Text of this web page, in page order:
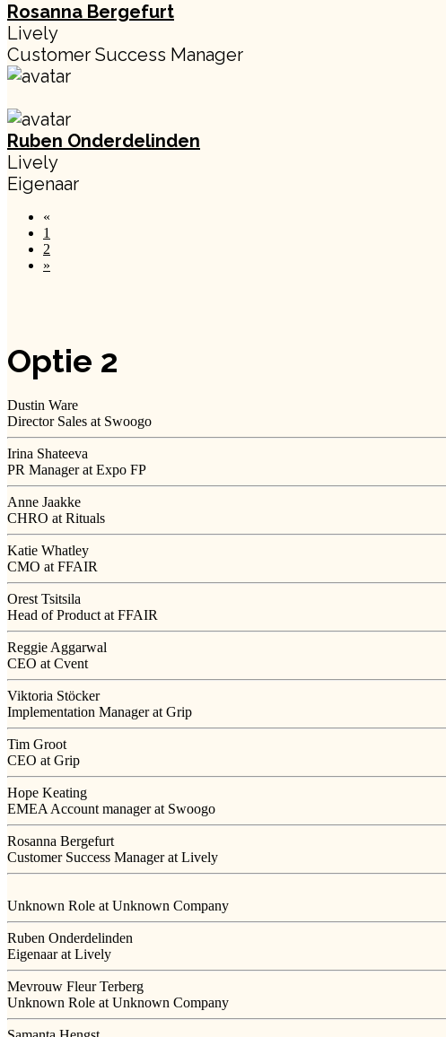
Rosanna Bergefurt
Lively
Customer Success Manager
Ruben Onderdelinden
Lively
Eigenaar
«
1
2
»
Optie 2
Dustin Ware
Director Sales at Swoogo
Irina Shateeva
PR Manager at Expo FP
Anne Jaakke
CHRO at Rituals
Katie Whatley
CMO at FFAIR
Orest Tsitsila
Head of Product at FFAIR
Reggie Aggarwal
CEO at Cvent
Viktoria Stöcker
Implementation Manager at Grip
Tim Groot
CEO at Grip
Hope Keating
EMEA Account manager at Swoogo
Rosanna Bergefurt
Customer Success Manager at Lively
Unknown Role at Unknown Company
Ruben Onderdelinden
Eigenaar at Lively
Mevrouw Fleur Terberg
Unknown Role at Unknown Company